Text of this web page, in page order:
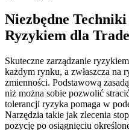
Niezbędne
Ryzykiem dla
Skuteczne zarządzanie
każdym rynku, a zwłaszcza na
zmienności. Podstawową
niż można sobie pozwolić
tolerancji ryzyka pomaga w
Narzędzia takie jak zlecenia
pozycję po osiągnięciu